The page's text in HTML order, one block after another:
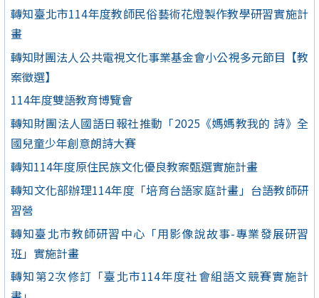
轉知臺北市114年度教師民俗藝術花燈製作教學研習實施計
畫
轉知財團法人公共電視文化事業基金會小公視多元節目【教
案徵選】
114年度雙語教育博覽會
轉知財團法人國語日報社推動「2025《媽媽教我的 詩》全
國兒童少年創意朗詩大賽
轉知114年度原住民族文化優良教案甄選實施計畫
轉知文化部辦理114年度「培育台語家庭計畫」台語教師研
習營
轉知臺北市教師研習中心「用影像說故事-專業發展研習
班」實施計畫
轉知第2次修訂「臺北市114年度社會組語文競賽實施計